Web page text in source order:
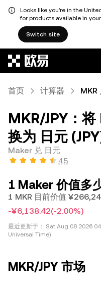
Looks like you're in the
for products available in
Switch site
首页 计算器 MKR
MKR/JPY：
换为 日元
Maker 兑 日元
4.5
1 Maker 价值多
1 MKR 目前价值
-¥6,138.42(-2.00%)
最近更新于：
Sat Aug 08 2026
Universal Time)
MKR/JPY 市场